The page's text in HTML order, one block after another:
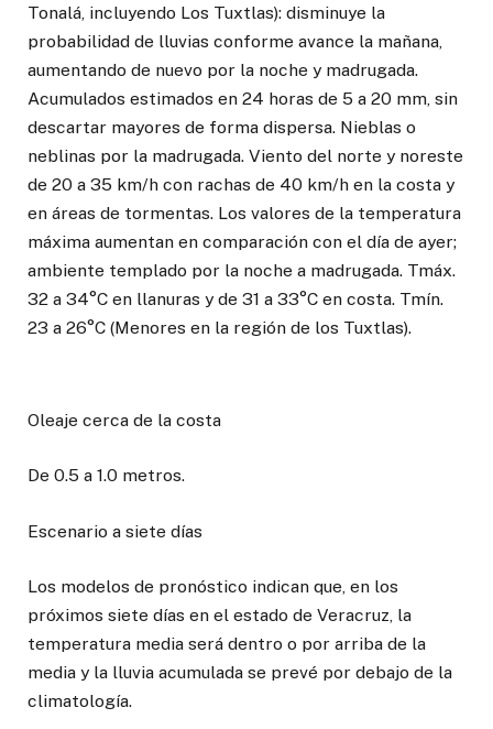
Tonalá, incluyendo Los Tuxtlas): disminuye la
probabilidad de lluvias conforme avance la mañana,
aumentando de nuevo por la noche y madrugada.
Acumulados estimados en 24 horas de 5 a 20 mm, sin
descartar mayores de forma dispersa. Nieblas o
neblinas por la madrugada. Viento del norte y noreste
de 20 a 35 km/h con rachas de 40 km/h en la costa y
en áreas de tormentas. Los valores de la temperatura
máxima aumentan en comparación con el día de ayer;
ambiente templado por la noche a madrugada. Tmáx.
32 a 34°C en llanuras y de 31 a 33°C en costa. Tmín.
23 a 26°C (Menores en la región de los Tuxtlas).
Oleaje cerca de la costa
De 0.5 a 1.0 metros.
Escenario a siete días
Los modelos de pronóstico indican que, en los
próximos siete días en el estado de Veracruz, la
temperatura media será dentro o por arriba de la
media y la lluvia acumulada se prevé por debajo de la
climatología.